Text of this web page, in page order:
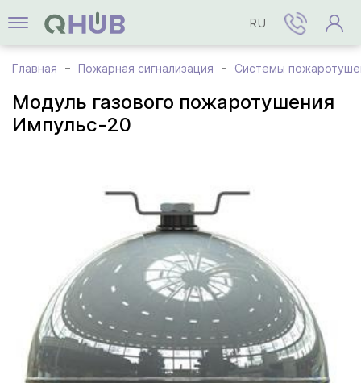
RU
Главная Пожарная сигнализация Системы
Модуль газового пожаротушения
Импульс-20